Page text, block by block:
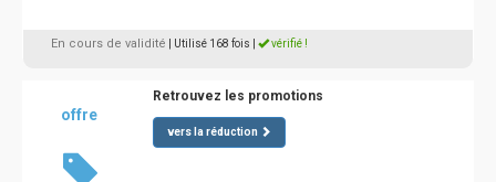
En cours de validité | Utilisé 168 fois vérifié !
offre
Retrouvez les promotions
vers la réduction